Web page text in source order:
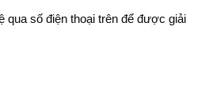
qua số điện thoại trên để được giải